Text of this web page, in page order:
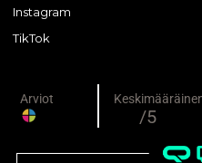
Instagram
TikTok